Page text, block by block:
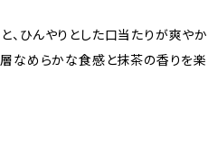
、ひんやりとした口当たりが爽やか
層なめらかな食感と抹茶の香りを楽